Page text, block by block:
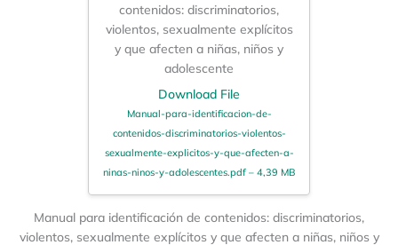
contenidos: discriminatorios,
violentos, sexualmente explícitos
y que afecten a niñas, niños y
adolescente
Download File
Manual-para-identificacion-de-
contenidos-discriminatorios-violentos-
sexualmente-explicitos-y-que-afecten-a-
ninas-ninos-y-adolescentes.pdf – 4,39 MB
Manual para identificación de contenidos: discriminatorios,
violentos, sexualmente explícitos y que afecten a niñas, niños y